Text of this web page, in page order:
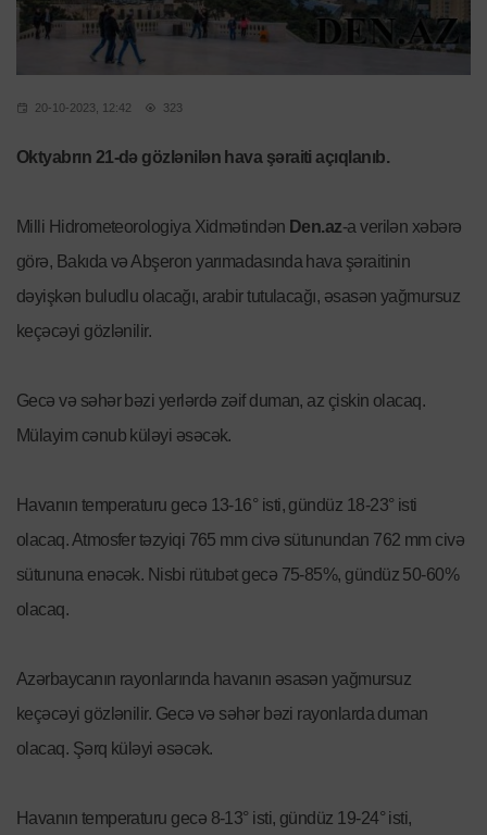
20-10-2023, 12:42 323
Oktyabrın 21-də gözlənilən hava şəraiti açıqlanıb.
Milli Hidrometeorologiya Xidmətindən Den.az-a verilən xəbərə
görə, Bakıda və Abşeron yarımadasında hava şəraitinin
dəyişkən buludlu olacağı, arabir tutulacağı, əsasən yağmursuz
keçəcəyi gözlənilir.
Gecə və səhər bəzi yerlərdə zəif duman, az çiskin olacaq.
Mülayim cənub küləyi əsəcək.
Havanın temperaturu gecə 13-16° isti, gündüz 18-23° isti
olacaq. Atmosfer təzyiqi 765 mm civə sütunundan 762 mm civə
sütununa enəcək. Nisbi rütubət gecə 75-85%, gündüz 50-60%
olacaq.
Azərbaycanın rayonlarında havanın əsasən yağmursuz
keçəcəyi gözlənilir. Gecə və səhər bəzi rayonlarda duman
olacaq. Şərq küləyi əsəcək.
Havanın temperaturu gecə 8-13° isti, gündüz 19-24° isti,